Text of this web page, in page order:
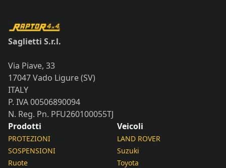
Saglietti S.r.l.
Via Piave, 33
17047 Vado Ligure (SV)
ITALY
P. IVA 00506890094
N. Reg. Pn. PFU260100055TJ
Prodotti
PROTEZIONI
SOSPENSIONI
Ruote
Veicoli
LAND ROVER
Suzuki
Toyota